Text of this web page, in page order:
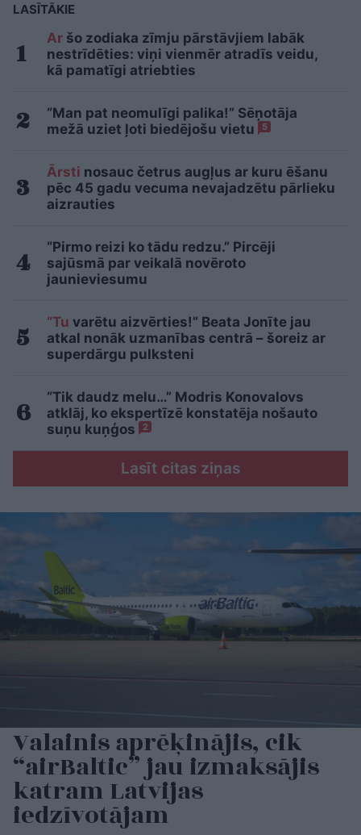
LASĪTĀKIE
Ar šo zodiaka zīmju pārstāvjiem labāk
nestrīdēties: viņi vienmēr atradīs veidu,
kā pamatīgi atriebties
“Man pat neomulīgi palika!” Sēņotāja
mežā uziet ļoti biedējošu vietu
5
Ārsti nosauc četrus augļus ar kuru ēšanu
pēc 45 gadu vecuma nevajadzētu pārlieku
aizrauties
“Pirmo reizi ko tādu redzu.” Pircēji
sajūsmā par veikalā novēroto
jaunieviesumu
“Tu varētu aizvērties!” Beata Jonīte jau
atkal nonāk uzmanības centrā – šoreiz ar
superdārgu pulksteni
“Tik daudz melu…” Modris Konovalovs
atklāj, ko ekspertīzē konstatēja nošauto
suņu kuņģos
2
Lasīt citas ziņas
Valainis aprēķinājis, cik
“airBaltic” jau izmaksājis
katram Latvijas
iedzīvotājam